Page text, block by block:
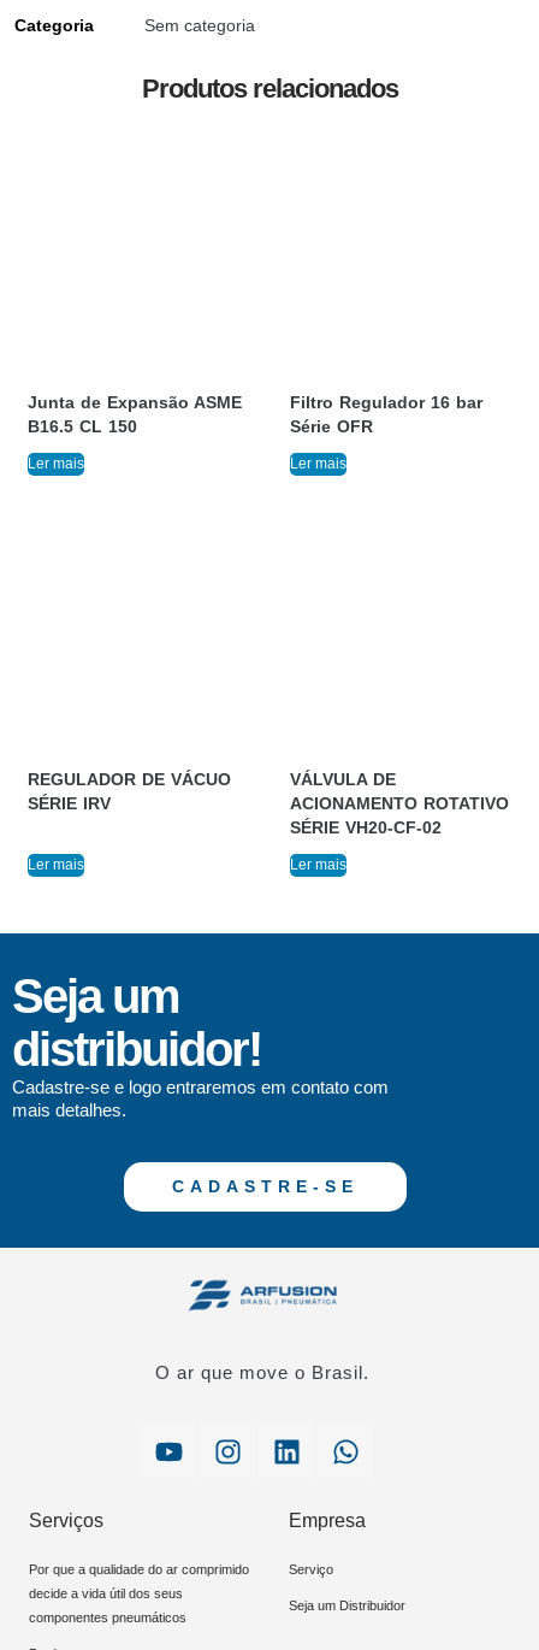
Categoria Sem categoria
Produtos relacionados
Junta de Expansão ASME
B16.5 CL 150
Ler mais
Filtro Regulador 16 bar
Série OFR
Ler mais
REGULADOR DE VÁCUO
SÉRIE IRV
Ler mais
VÁLVULA DE
ACIONAMENTO ROTATIVO
SÉRIE VH20-CF-02
Ler mais
Seja um
distribuidor!
Cadastre-se e logo entraremos em contato com
mais detalhes.
CADASTRE-SE
O ar que move o Brasil.
Serviços
Por que a qualidade do ar comprimido
decide a vida útil dos seus
componentes pneumáticos
Empresa
Serviço
Seja um Distribuidor